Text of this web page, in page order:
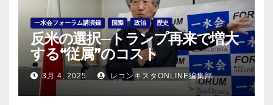
一水会フォーラム講演録 国際 政治 歴史
反米の選択─トランプ再来で増大
する“従属”のコスト
3月 4, 2025 レコンキスタONLINE編集部